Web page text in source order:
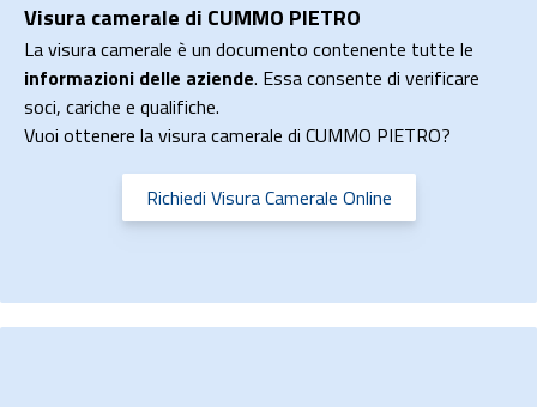
Visura camerale di CUMMO PIETRO
La visura camerale è un documento contenente tutte le
informazioni delle aziende. Essa consente di verificare
soci, cariche e qualifiche.
Vuoi ottenere la visura camerale di CUMMO PIETRO?
Richiedi Visura Camerale Online